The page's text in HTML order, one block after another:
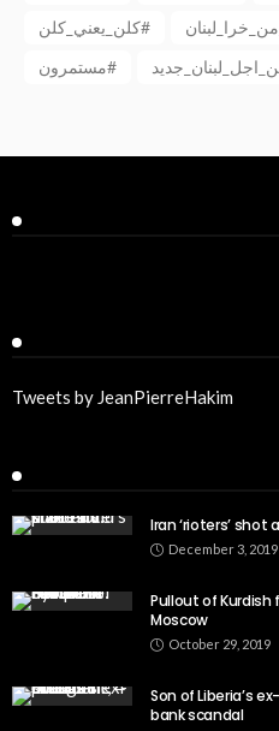
كلن_يعني_كلن#
مستمرون#
Tweets by JeanPierreHakim
Iran ‘rioters’
December 3, 2019
Pullout of Kurdish
Moscow
October 29, 2019
Son of Liberia’s
bank scandal